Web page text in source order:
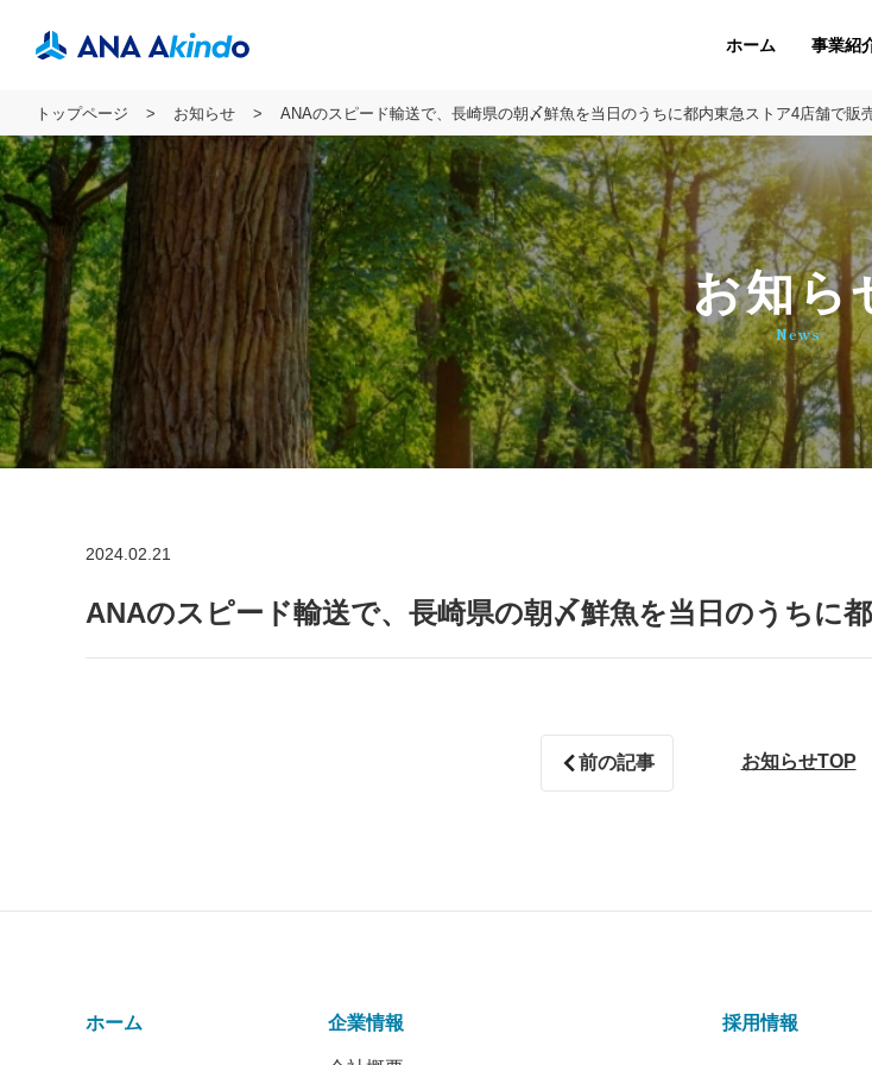
ホーム 事業紹
トップページ お知らせ ANAのスピード輸送で、長崎県の朝〆鮮魚を当日のうちに都内東急ストア4店舗で販
お知ら
News
2024.02.21
ANAのスピード輸送で、長崎県の朝〆鮮魚を当日のうちに
前の記事 お知らせTOP
ホーム 企業情報 採用情報